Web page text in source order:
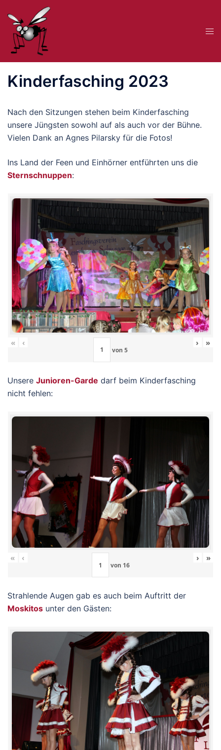
Inhalt
springen
Kinderfasching 2023
Nach den Sitzungen stehen beim Kinderfasching
unsere Jüngsten sowohl auf als auch vor der Bühne.
Vielen Dank an Agnes Pilarsky für die Fotos!
Ins Land der Feen und Einhörner entführten uns die
Sternschnuppen:
« ‹
von 5
› »
Unsere Junioren-Garde darf beim Kinderfasching
nicht fehlen:
« ‹
von 16
› »
Strahlende Augen gab es auch beim Auftritt der
Moskitos unter den Gästen: